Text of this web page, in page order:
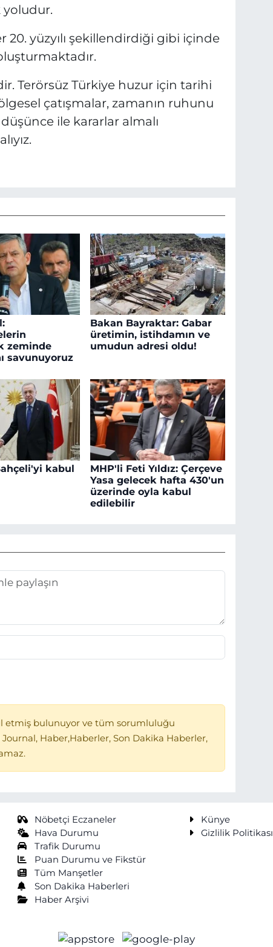
yoludur.
20. yüzyılı şekillendirdiği gibi içinde
Terörsüz Türkiye huzur için tarihi
çatışmalar, zamanın ruhunu
ile kararlar almalı
zeminde
savunuyoruz
Bakan Bayraktar: Gabar
üretimin, istihdamın ve
umudun adresi oldu!
kabul
MHP'li Feti Yıldız: Çerçeve
Yasa gelecek hafta 430'un
üzerinde oyla kabul
edilebilir
etmiş bulunuyor ve tüm sorumluluğu
Haber,Haberler, Son Dakika Haberler,
Nöbetçi Eczaneler
Hava Durumu
Trafik Durumu
Puan Durumu ve Fikstür
Tüm Manşetler
Son Dakika Haberleri
Haber Arşivi
Künye
Gizlilik Politikası